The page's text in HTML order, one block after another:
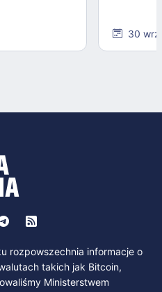
30
rozpowszechnia informacje o
takich jak Bitcoin,
Ministerstwem